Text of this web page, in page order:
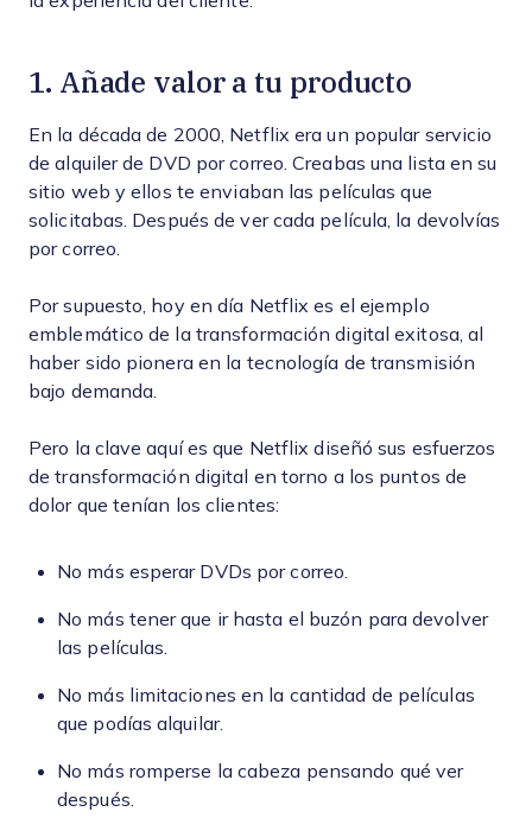
1. Añade valor a tu producto
En la década de 2000, Netflix era un popular servicio
de alquiler de DVD por correo. Creabas una lista en su
sitio web y ellos te enviaban las películas que
solicitabas. Después de ver cada película, la devolvías
por correo.
Por supuesto, hoy en día Netflix es el ejemplo
emblemático de la transformación digital exitosa, al
haber sido pionera en la tecnología de transmisión
bajo demanda.
Pero la clave aquí es que Netflix diseñó sus esfuerzos
de transformación digital en torno a los puntos de
dolor que tenían los clientes:
No más esperar DVDs por correo.
No más tener que ir hasta el buzón para devolver
las películas.
No más limitaciones en la cantidad de películas
que podías alquilar.
No más romperse la cabeza pensando qué ver
después.